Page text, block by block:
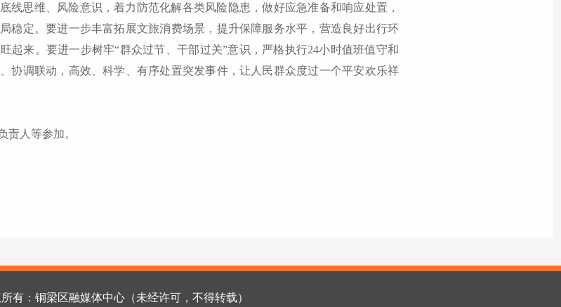
线思维、风险意识，着力防范化解各类风险隐患，做好应急准备和响应处置，
稳定。要进一步丰富拓展文旅消费场景，提升保障服务水平，营造良好出行环
起来。要进一步树牢“群众过节、干部过关”意识，严格执行24小时值班值守和
协调联动，高效、科学、有序处置突发事件，让人民群众度过一个平安欢乐祥
责人等参加。
有：铜梁区融媒体中心（未经许可，不得转载）